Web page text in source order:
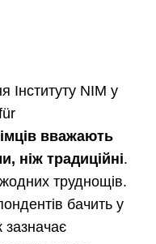
Інституту NIM у
вважають
ніж традиційні.
труднощів.
бачить у
зазначає